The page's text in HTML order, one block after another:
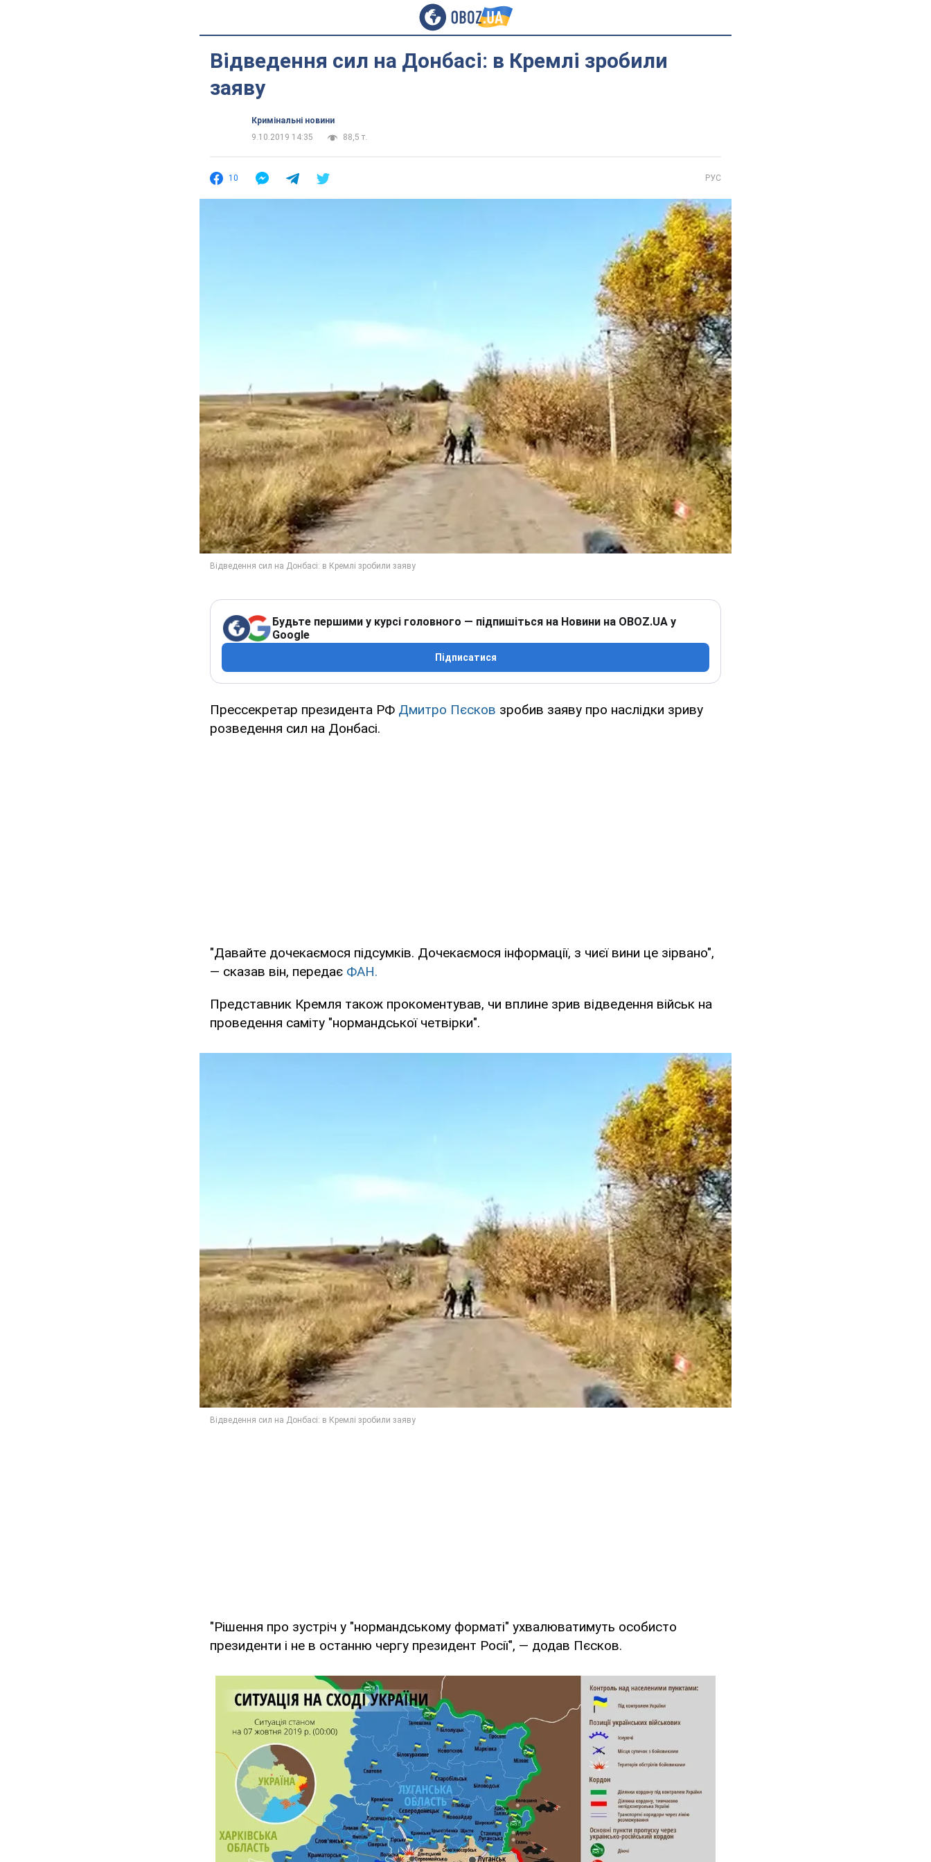
Відведення сил на Донбасі: в Кремлі зробили
заяву
Кримінальні новини
9.10.2019 14:35
88,5 т.
10 РУС
Будьте першими у курсі головного — підпишіться на Новини на OBOZ.UA у
Google
Підписатися
Прессекретар президента РФ Дмитро Пєсков зробив заяву про наслідки зриву
розведення сил на Донбасі.
"Давайте дочекаємося підсумків. Дочекаємося інформації, з чиєї вини це зірвано",
— сказав він, передає ФАН.
Представник Кремля також прокоментував, чи вплине зрив відведення військ на
проведення саміту "нормандської четвірки".
"Рішення про зустріч у "нормандському форматі" ухвалюватимуть особисто
президенти і не в останню чергу президент Росії", — додав Пєсков.